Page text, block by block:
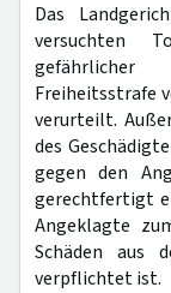
Das
versuchten
gefährlicher
Freiheitsstrafe
verurteilt.
des
gegen den
gerechtfertigt
Angeklagte
Schäden aus
verpflichtet ist.